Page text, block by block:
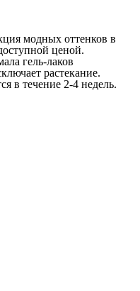
модных оттенков в
ценой.
гель-лаков
растекание.
в течение 2-4 недель.